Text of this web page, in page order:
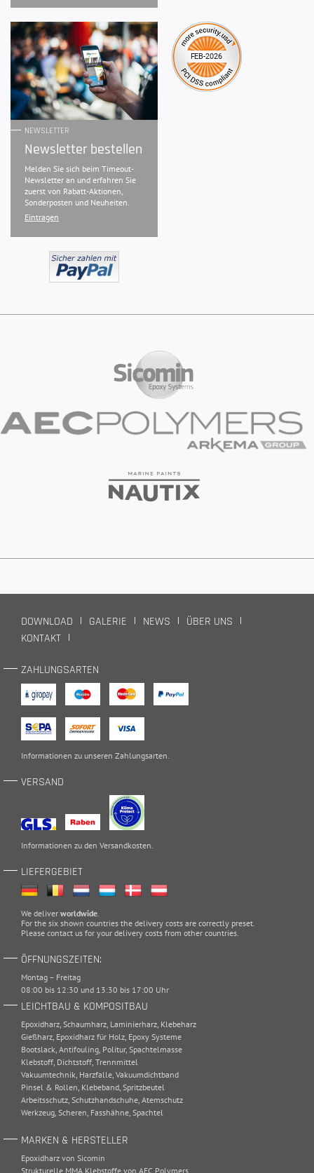
NEWSLETTER
Newsletter bestellen
Melden Sie sich beim Timeout-
Newsletter an und erfahren Sie
zuerst von Rabatt-Aktionen,
Sonderposten und Neuheiten.
Eintragen
DOWNLOAD GALERIE NEWS
ÜBER UNS
KONTAKT
ZAHLUNGSARTEN
Informationen zu unseren Zahlungsarten
VERSAND
Informationen zu den Versandkosten
LIEFERGEBIET
We deliver worldwide
For the six shown countries the delivery costs are correctly preset.
Please contact us for your delivery costs from other countries.
ÖFFNUNGSZEITEN:
Montag – Freitag
08:00 bis 12:30 und 13:30 bis 17:00 Uhr
LEICHTBAU & KOMPOSITBAU
Epoxidharz Schaumharz Laminierharz Klebeharz
Gießharz Epoxidharz für Holz Epoxy Systeme
Bootslack Antifouling Politur, Spachtelmasse
Klebstoff Dichtstoff Trennmittel
Vakuumtechnik Harzfalle Vakuumdichtband
Pinsel & Rollen Klebeband Spritzbeutel
Arbeitsschutz Schutzhandschuhe Atemschutz
Werkzeug Scheren Fasshähne Spachtel
MARKEN & HERSTELLER
Epoxidharz von Sicomin
Strukturelle MMA Klebstoffe von AEC Polymers